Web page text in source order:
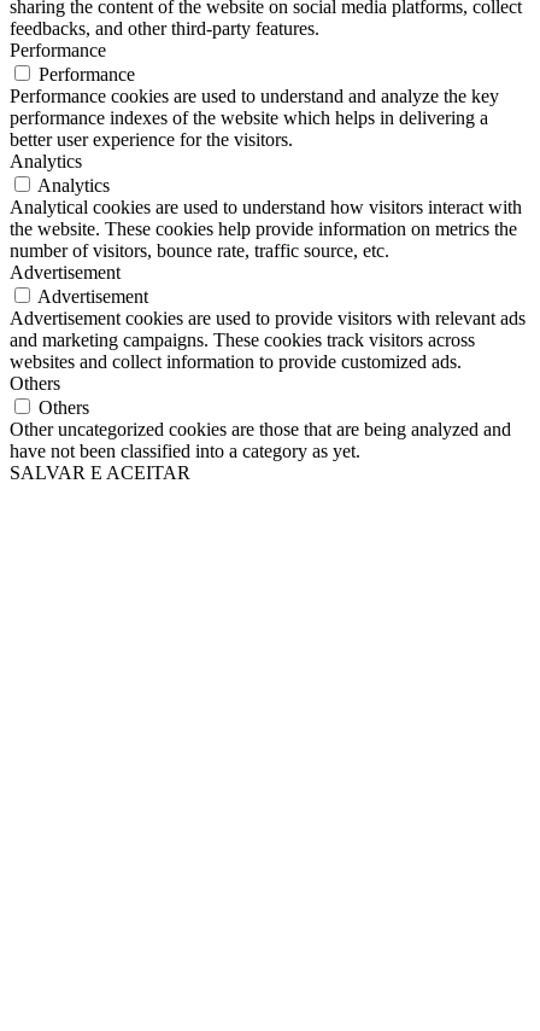
sharing the content of the website on social media platforms, collect
feedbacks, and other third-party features.
Performance
Performance
Performance cookies are used to understand and analyze the key
performance indexes of the website which helps in delivering a
better user experience for the visitors.
Analytics
Analytics
Analytical cookies are used to understand how visitors interact with
the website. These cookies help provide information on metrics the
number of visitors, bounce rate, traffic source, etc.
Advertisement
Advertisement
Advertisement cookies are used to provide visitors with relevant ads
and marketing campaigns. These cookies track visitors across
websites and collect information to provide customized ads.
Others
Others
Other uncategorized cookies are those that are being analyzed and
have not been classified into a category as yet.
SALVAR E ACEITAR